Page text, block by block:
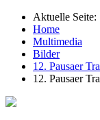
Aktuelle Seite:
Home
Multimedia
Bilder
12. Pausaer
12. Pausaer